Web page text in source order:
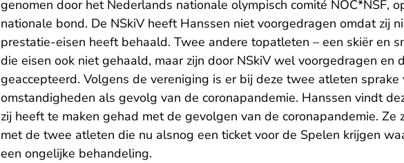
genomen door het Nederlands nationale olympisch comité NOC*NSF,
nationale bond. De NSkiV heeft Hanssen niet voorgedragen omdat zij
prestatie-eisen heeft behaald. Twee andere topatleten – een skiër en
die eisen ook niet gehaald, maar zijn door NSkiV wel voorgedragen en
geaccepteerd. Volgens de vereniging is er bij deze twee atleten sprake
omstandigheden als gevolg van de coronapandemie. Hanssen vindt
zij heeft te maken gehad met de gevolgen van de coronapandemie. Ze
met de twee atleten die nu alsnog een ticket voor de Spelen krijgen
een ongelijke behandeling.